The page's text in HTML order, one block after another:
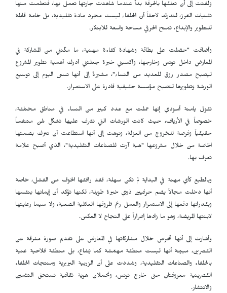
ولفتت إلى أن تعلقها بالحرفة بدأ عندما شاهدت جارتها تعمل بها، فتعلمت منها
تقنيات الغرز، لتدرك لاحقاً أن الحلفاء ليست مجرد مادة تقليدية، بل خامة قابلة
للتطوير والإبداع، تمنح الحرفي مساحة واسعة للابتكار.
وأضافت "حصّلت على بطاقة وشهادة كفاءة مهنية، ما مكّنني من المشاركة في
المعارض داخل تونس وخارجها، وأكسبني خبرة جعلتني أدرك أهمية تطوير المشروع
ليصبح مصدر رزق للعديد من النساء"، مشيرةً إلى أنها تسعى اليوم إلى توسيع
الورشة وتطويرها لتصبح مؤسسة حقيقية قادرة على الاستمرار.
تقول يامنة أسودي إنها عملت مع عدد كبير من النساء في مناطق مختلفة،
خصوصاً في الأرياف، حيث كانت الورشات التي تشرف عليها تشكّل لهن متنفساً
حقيقياً وفرصة للخروج من العزلة، ونوهت إلى أنها استطاعت أن تترك بصمتها
الخاصة من خلال مشروعها "هبة آرت للصناعات التقليدية"، الذي أصبح علامة
تعرف بها.
وبالطبع كأي مهنة في البداية لم تكن سهلة، فقد رافقها الخوف من الفشل، خاصة
أنها دخلت مجالاً يضم حرفيين ذوي خبرة طويلة، لكنها تؤكد أن إيمانها بنفسها
وبقدراتها دفعها إلى الاستمرار والعمل رغم ظروفها العائلية الصعبة، ولا سيما رعايتها
لابنتها المريضة، وهو ما زادها إصراراً على النجاح لا العكس.
وأشارت إلى أنها تحرص خلال مشاركاتها في المعارض على تقديم صورة مشرقة عن
القصرين، مبيّنة أنها ليست منطقة مهمّشة كما يُشاع، بل منطقة فلاحية غنية
بالحلفاء والصناعات التقليدية، وشددت على أن الزربية البربرية ومنتجات الحلفاء
القصرينية معروفتان حتى خارج تونس، وتحملان هوية ثقافية تستحق التثمين
والانتشار.